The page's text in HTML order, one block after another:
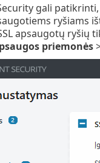
gali
apsaugotų ryšių
priemonės